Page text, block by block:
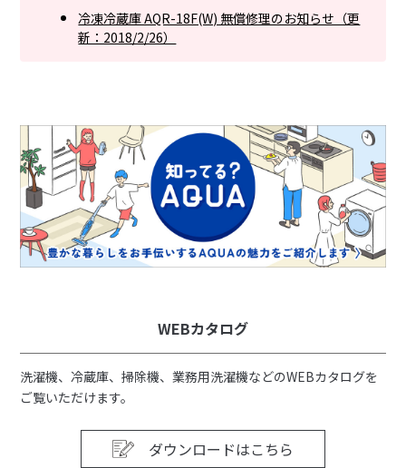
冷凍冷蔵庫 AQR-18F(W) 無償修理のお知らせ（更
新：2018/2/26）
WEBカタログ
洗濯機、冷蔵庫、掃除機、業務用洗濯機などのWEBカタログを
ご覧いただけます。
ダウンロードはこちら